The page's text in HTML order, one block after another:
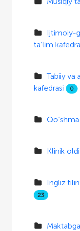
Ijtimoiy-
ta’lim
Tabiiy va
kafedrasi
0
Klinik
Ingliz
23